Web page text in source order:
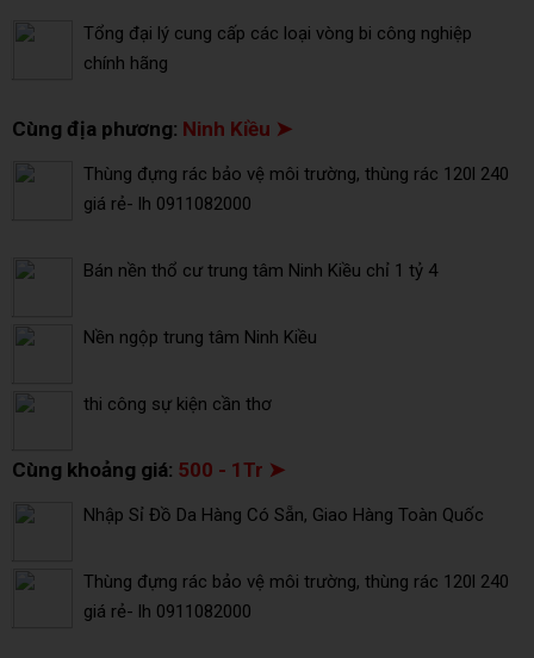
Tổng đại lý cung cấp các loại vòng bi công nghiệp
chính hãng
Cùng địa phương: Ninh Kiều ➤
Thùng đựng rác bảo vệ môi trường, thùng rác 120l 240
giá rẻ- lh 0911082000
Bán nền thổ cư trung tâm Ninh Kiều chỉ 1 tỷ 4
Nền ngộp trung tâm Ninh Kiều
thi công sự kiện cần thơ
Cùng khoảng giá: 500 - 1Tr ➤
Nhập Sỉ Đồ Da Hàng Có Sẵn, Giao Hàng Toàn Quốc
Thùng đựng rác bảo vệ môi trường, thùng rác 120l 240
giá rẻ- lh 0911082000